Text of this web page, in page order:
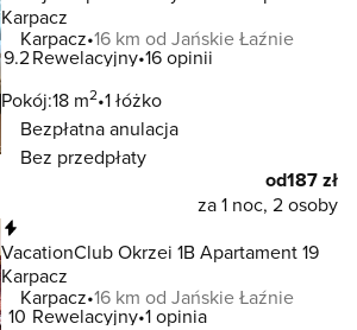
Karpacz
Karpacz 16 km od Jańskie Łaźnie
9.2Rewelacyjny 16 opinii
Pokój:18 m2 1 łóżko
Bezpłatna anulacja
Bez przedpłaty
od187 zł
za 1 noc, 2 osoby
VacationClub Okrzei 1B Apartament 19
Karpacz
Karpacz 16 km od Jańskie Łaźnie
10 Rewelacyjny 1 opinia